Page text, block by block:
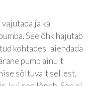
ja ka
See õhk hajutab
kohtades laiendada
pump ainult
sõltuvalt sellest,